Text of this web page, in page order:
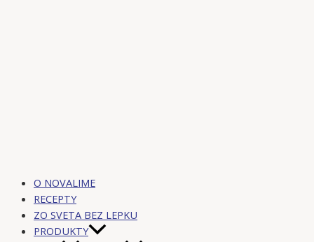
O NOVALIME
RECEPTY
ZO SVETA BEZ LEPKU
PRODUKTY